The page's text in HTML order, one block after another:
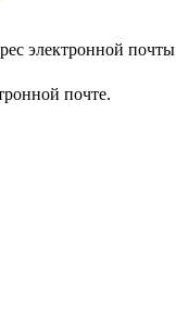
электронной почты
почте.